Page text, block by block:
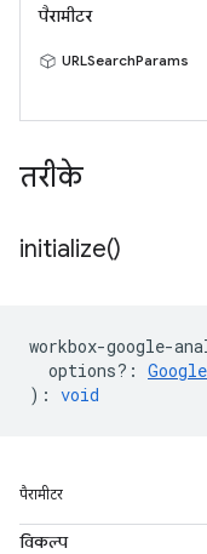
पैरामीटर
URLSearchParams
तरीके
initialize()
workbox-google-
options? :
) : void
पैरामीटर
विकल्प